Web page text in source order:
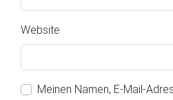
Website
Meinen Namen, E-Mail-